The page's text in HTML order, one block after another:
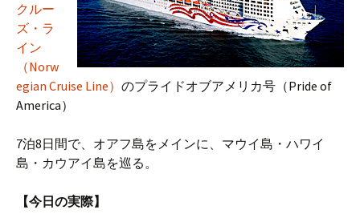
クルー
ズ・ラ
イン
（Norw
egian Cruise Line） のプライドオブアメリカ号（Pride of
America）
7泊8日間で、オアフ島をメインに、マウイ島・ハワイ
島・カウアイ島を巡る。
【今日の実際】